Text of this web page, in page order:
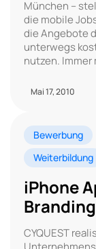
München –
die mobile
die Angebote
unterwegs
nutzen. Immer
Mai 17, 2010
Bewerbung
Weiterbildung
iPhone
CYQUEST